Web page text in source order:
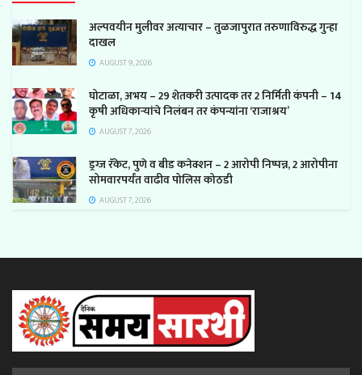
अल्पवयीन मुलीवर अत्याचार – तुळजापुरात तरुणाविरुद्ध गुन्हा
दाखल
AUGUST 9, 2026
घोटाळा, अभय – 29 शेतकरी उत्पादक तर 2 निर्मिती कंपनी – 14
कृषी अधिकाऱ्यांचे निलंबन तर कंपन्यांना ‘राजाश्रय’
AUGUST 7, 2026
ड्रग्ज रॅकेट, पुणे व बीड कनेक्शन – 2 आरोपी निष्पन्न, 2 आरोपीना
सोमवारपर्यंत वाढीव पोलिस कोठडी
AUGUST 7, 2026